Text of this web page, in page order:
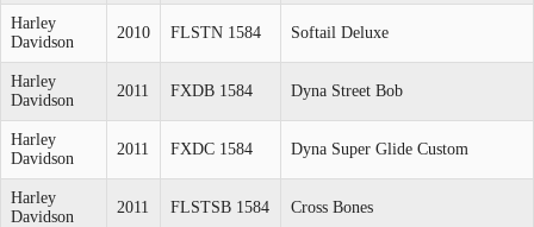
Harley
Davidson
2010 FLSTN 1584 Softail Deluxe
Harley
Davidson
2011 FXDB 1584 Dyna Street Bob
Harley
Davidson
2011 FXDC 1584 Dyna Super Glide Custom
Harley
Davidson
2011 FLSTSB 1584 Cross Bones